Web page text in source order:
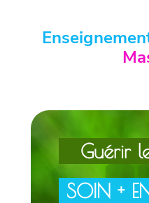
Guérir
SOIN +